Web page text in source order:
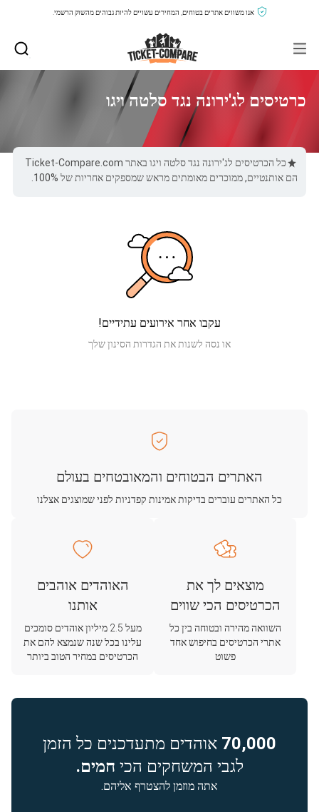
אנו משווים אתרים בטוחים, המחירים עשויים להיות גבוהים מהשוק הרשמי.
כרטיסים לג'ירונה נגד סלטה ויגו
כל הכרטיסים לג'ירונה נגד סלטה ויגו באתר Ticket-Compare.com
הם אותנטיים, ממוכרים מאומתים מראש שמספקים אחריות של 100%.
עקבו אחר אירועים עתידיים!
או נסה לשנות את הגדרות הסינון שלך
האתרים הבטוחים והמאובטחים בעולם
כל האתרים עוברים בדיקות אמינות קפדניות לפני שמוצגים אצלנו
מוצאים לך את
הכרטיסים הכי שווים
השוואה מהירה ובטוחה בין כל
אתרי הכרטיסים בחיפוש אחד
פשוט
האוהדים אוהבים
אותנו
מעל 2.5 מיליון אוהדים סומכים
עלינו בכל שנה שנמצא להם את
הכרטיסים במחיר הטוב ביותר
70,000 אוהדים מתעדכנים כל הזמן
לגבי המשחקים הכי חמים.
אתה מוזמן להצטרף אליהם.